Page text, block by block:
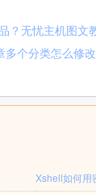
？无忧主机图文
多个分类怎么修
Xshell如何用